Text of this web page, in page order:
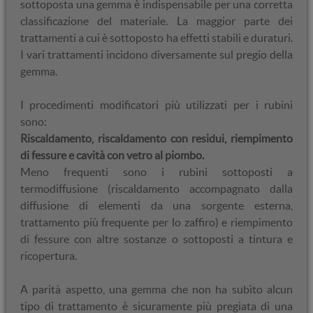
Non è una gemma particolarmente fragile (non ha sfaldatura)
e dato il suo alto punto di fusione non crea problemi durante
la lavorazione in oreficeria.
È abbastanza resistente all’abrasione e acquisisce una buona
lucentezza se lavorato e polito correttamente.
Durezza
9 (scala di Mohs)
da 3,99 a 4,01
Indice di rifrazione
Tessitura a “pieghe
Cristalli (probabile
calcite e/o apatite)
Inclusioni fluide a
Boehmite e
inclusioni fluide
in un rubino
Piani di
geminazione
Aghi di rutilo a 120°
I rubini storicamente più famosi sono quelli provenienti dalla
regione di Mogok in Birmania (ora Myanmar). Il giacimento
era sfruttato già nel VI secolo, ma fu sul finire dell’800
(all’inizio della colonizzazione inglese) che iniziò uno
sfruttamento estensivo che terminò nel 1940. Dal 1962 la
miniera è stata nazionalizzata e le informazioni che si
Sempre in Myanmar (già Birmania) all’inizio degli anni ’90 del
sottoposta una gemma è indispensabile per una corretta
classificazione del materiale. La maggior parte dei
trattamenti a cui è sottoposto ha effetti stabili e duraturi.
I vari trattamenti incidono diversamente sul pregio della
gemma.
I procedimenti modificatori più utilizzati per i rubini
sono:
Riscaldamento, riscaldamento con residui, riempimento
di fessure e cavità con vetro al piombo.
Meno frequenti sono i rubini sottoposti a
termodiffusione (riscaldamento accompagnato dalla
diffusione di elementi da una sorgente esterna,
trattamento più frequente per lo zaffiro) e riempimento
di fessure con altre sostanze o sottoposti a tintura e
ricopertura.
A parità aspetto, una gemma che non ha subìto alcun
tipo di trattamento è sicuramente più pregiata di una